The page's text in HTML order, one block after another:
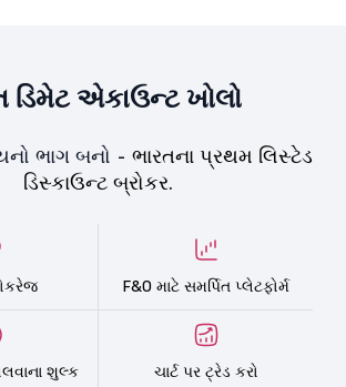
ડિમેટ એકાઉન્ટ ખોલો
ભાગ બનો - ભારતના પ્રથમ લિસ્ટેડ
ડિસ્કાઉન્ટ બ્રોકર.
F&O માટે સમર્પિત પ્લેટફોર્મ
શુલ્ક ચાર્ટ પર ટ્રેડ કરો